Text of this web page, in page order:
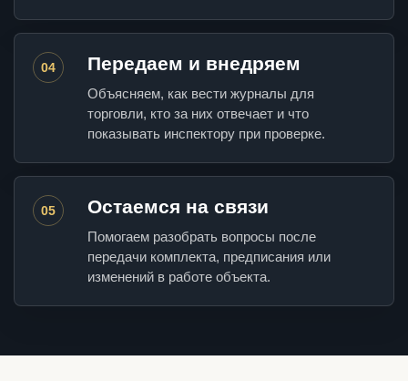
04 Передаем и внедряем
Объясняем, как вести журналы для
торговли, кто за них отвечает и что
показывать инспектору при проверке.
05 Остаемся на связи
Помогаем разобрать вопросы после
передачи комплекта, предписания или
изменений в работе объекта.